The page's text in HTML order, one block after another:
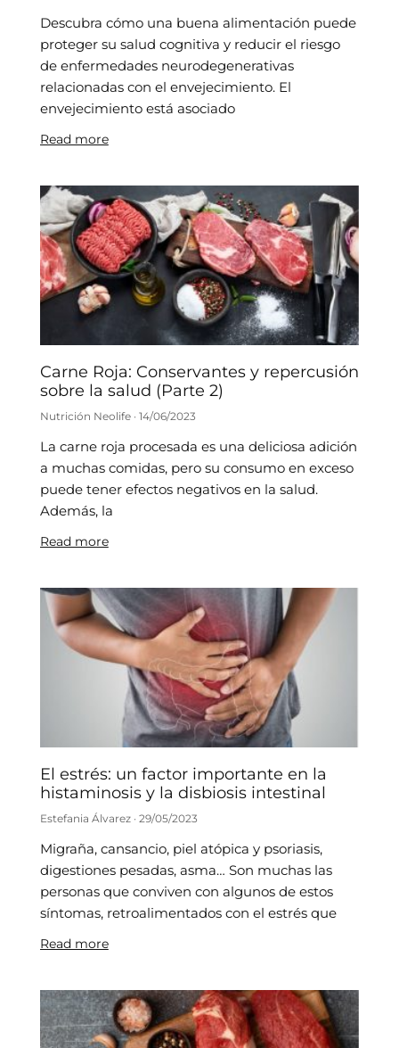
Descubra cómo una buena alimentación puede
proteger su salud cognitiva y reducir el riesgo
de enfermedades neurodegenerativas
relacionadas con el envejecimiento. El
envejecimiento está asociado
Read more
Carne Roja: Conservantes y repercusión
sobre la salud (Parte 2)
Nutrición Neolife 14/06/2023
La carne roja procesada es una deliciosa adición
a muchas comidas, pero su consumo en exceso
puede tener efectos negativos en la salud.
Además, la
Read more
El estrés: un factor importante en la
histaminosis y la disbiosis intestinal
Estefania Álvarez 29/05/2023
Migraña, cansancio, piel atópica y psoriasis,
digestiones pesadas, asma… Son muchas las
personas que conviven con algunos de estos
síntomas, retroalimentados con el estrés que
Read more